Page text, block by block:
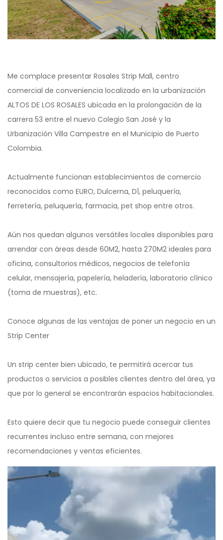
Me complace presentar Rosales Strip Mall, centro
comercial de conveniencia localizado en la urbanización
ALTOS DE LOS ROSALES ubicada en la prolongación de la
carrera 53 entre el nuevo Colegio San José y la
Urbanización Villa Campestre en el Municipio de Puerto
Colombia.
Actualmente funcionan establecimientos de comercio
reconocidos como EURO, Dulcerna, D1, peluquería,
ferretería, peluquería, farmacia, pet shop entre otros.
Aún nos quedan algunos versátiles locales disponibles para
arrendar con áreas desde 60M2, hasta 270M2 ideales para
oficina, consultorios médicos, negocios de telefonía
celular, mensajería, papelería, heladería, laboratorio clínico
(toma de muestras), etc.
Conoce algunas de las ventajas de poner un negocio en un
Strip Center
Un strip center bien ubicado, te permitirá acercar tus
productos o servicios a posibles clientes dentro del área, ya
que por lo general se encontrarán espacios habitacionales.
Esto quiere decir que tu negocio puede conseguir clientes
recurrentes incluso entre semana, con mejores
recomendaciones y ventas eficientes.